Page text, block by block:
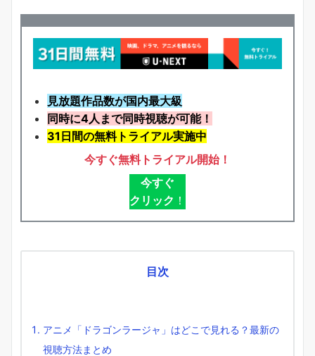
見放題作品数が国内最大級
同時に4人まで同時視聴が可能！
31日間の無料トライアル実施中
今すぐ無料トライアル開始！
今すぐ
クリック ！
目次
アニメ「ドラゴンラージャ」はどこで見れる？最新の
視聴方法まとめ